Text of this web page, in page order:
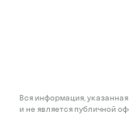
Вся информация,
и не является публичной